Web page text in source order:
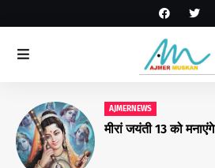
AJMERNEWS
मीरां जयंती 13 को मनाएंगे